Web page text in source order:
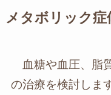
メタボリック症
血糖や血圧、脂
の治療を検討しま